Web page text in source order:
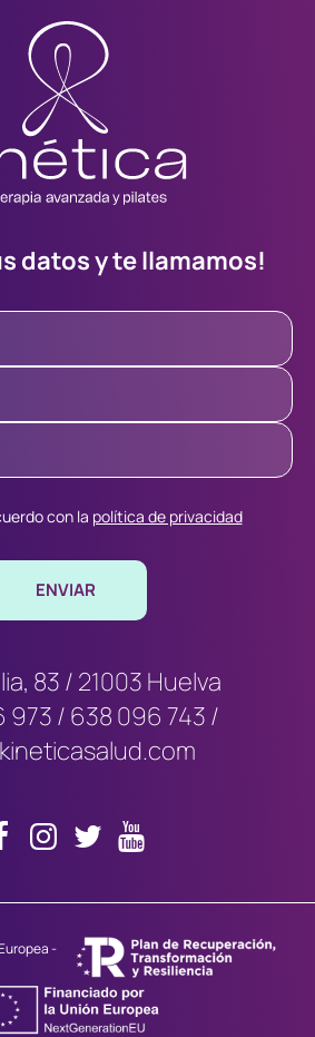
datos y te llamamos!
con la política de privacidad
83 / 21003 Huelva
973 / 638 096 743 /
-